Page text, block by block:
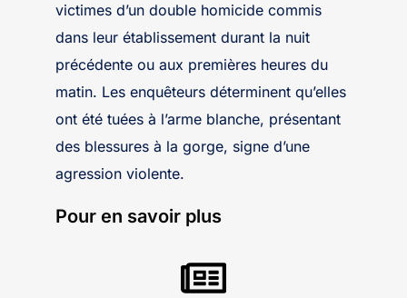
victimes d’un double homicide commis
dans leur établissement durant la nuit
précédente ou aux premières heures du
matin. Les enquêteurs déterminent qu’elles
ont été tuées à l’arme blanche, présentant
des blessures à la gorge, signe d’une
agression violente.
Pour en savoir plus